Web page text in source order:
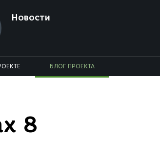
Новости
БЛОГ ПРОЕКТА
8